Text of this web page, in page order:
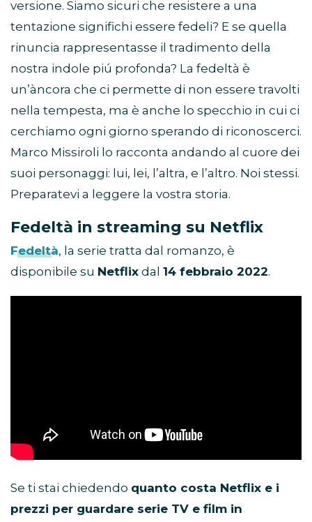
versione. Siamo sicuri che resistere a una
tentazione significhi essere fedeli? E se quella
rinuncia rappresentasse il tradimento della
nostra indole piú profonda? La fedeltà è
un’àncora che ci permette di non essere travolti
nella tempesta, ma è anche lo specchio in cui ci
cerchiamo ogni giorno sperando di riconoscerci.
Marco Missiroli lo racconta andando al cuore dei
suoi personaggi: lui, lei, l’altra, e l’altro. Noi stessi.
Preparatevi a leggere la vostra storia.
Fedeltà in streaming su Netflix
Fedeltà, la serie tratta dal romanzo, è
disponibile su Netflix dal 14 febbraio 2022.
Se ti stai chiedendo quanto costa Netflix e i
prezzi per guardare serie TV e film in